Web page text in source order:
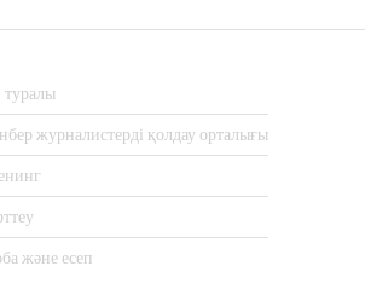
туралы
журналистерді қолдау орталығы
және есеп